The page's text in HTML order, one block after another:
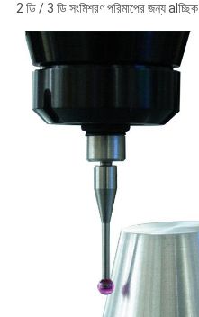
2 ডি / 3 ডি সংমিশ্রণ পরিমাপের জন্য